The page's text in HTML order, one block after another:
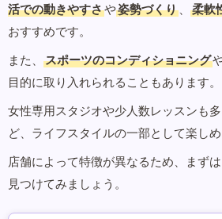
活での動きやすさや姿勢づくり 、 柔軟
おすすめです。
また、
スポーツのコンディショニング
目的に取り入れられることもあります。
女性専用スタジオや少人数レッスンも
ど、ライフスタイルの一部として楽しめ
店舗によって特徴が異なるため、まず
見つけてみましょう。